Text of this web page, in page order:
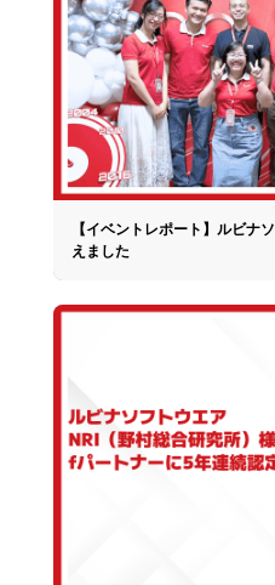
【イベントレポート】ルビナ
えました